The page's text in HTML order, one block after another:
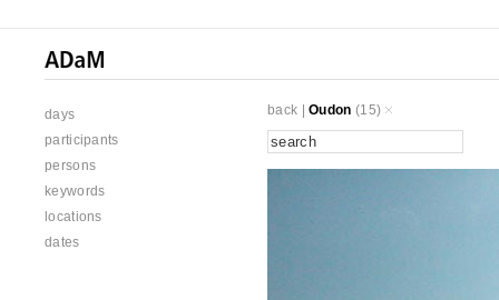
days
participants
persons
keywords
locations
dates
back |Oudon (15)